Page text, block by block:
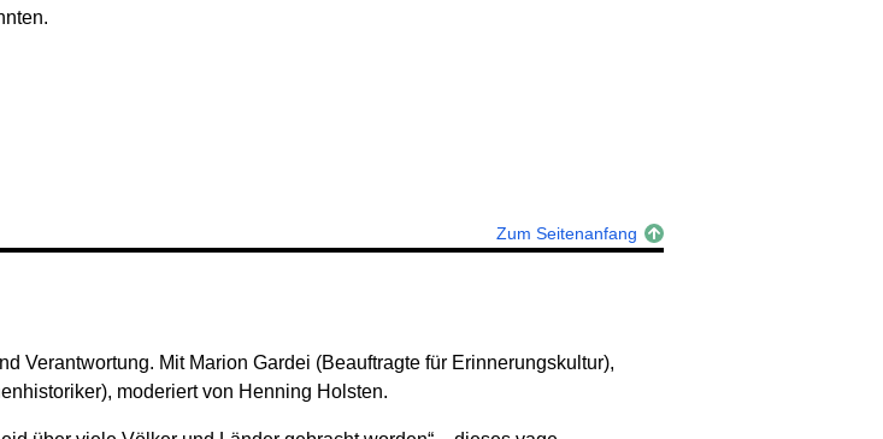
Zum Seitenanfang
Verantwortung. Mit Marion Gardei (Beauftragte für Erinnerungskultur),
moderiert von Henning Holsten.